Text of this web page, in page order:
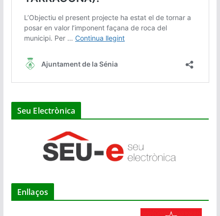
Seu Electrònica
Enllaços